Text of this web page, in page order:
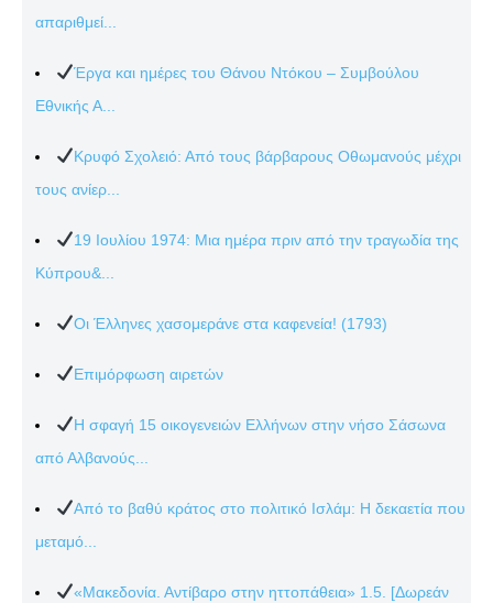
απαριθμεί...
Έργα και ημέρες του Θάνου Ντόκου – Συμβούλου
Εθνικής Α...
Κρυφό Σχολειό: Από τους βάρβαρους Οθωμανούς μέχρι
τους ανίερ...
19 Ιουλίου 1974: Μια ημέρα πριν από την τραγωδία της
Κύπρου&...
Οι Έλληνες χασομεράνε στα καφενεία! (1793)
Επιμόρφωση αιρετών
Η σφαγή 15 οικογενειών Ελλήνων στην νήσο Σάσωνα
από Αλβανούς...
Από το βαθύ κράτος στο πολιτικό Ισλάμ: Η δεκαετία που
μεταμό...
«Μακεδονία. Αντίβαρο στην ηττοπάθεια» 1.5. [Δωρεάν